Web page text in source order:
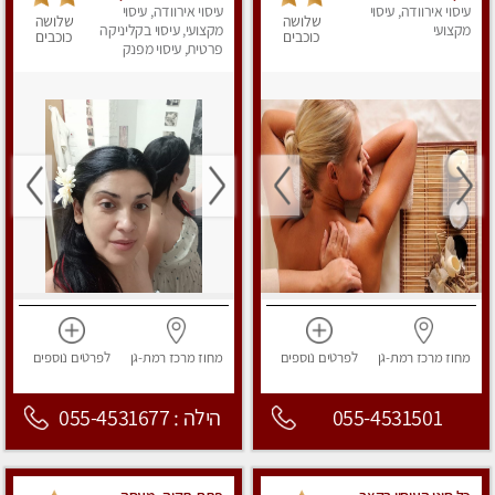
נשכח!!!
עיסוי אירוודה, עיסוי
מקצועי
שלושה
כוכבים
מחוז מרכז רמת-גן לפרטים נוספים
055-4531501
ומנוסה . עיסוי שוודי
קלאסי משולב רקמות
עמוק, בהתאמה אישית .
עיסוי אירוודה, עיסוי
מקצועי, עיסוי בקליניקה
פרטית, עיסוי מפנק
שלושה
כוכבים
מחוז מרכז רמת-גן לפרטים נוספים
הילה : 055-4531677